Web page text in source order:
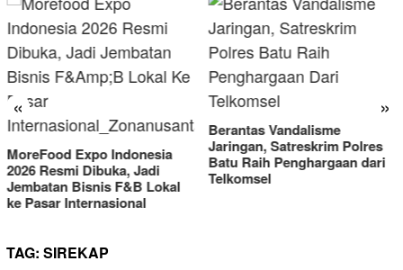
« »
Berantas Vandalisme
Jaringan, Satreskrim Polres
Batu Raih Penghargaan dari
Telkomsel
RM OG Alami Kenaikan
Omset di Porprov IX Jatim
2025
TAG: SIREKAP